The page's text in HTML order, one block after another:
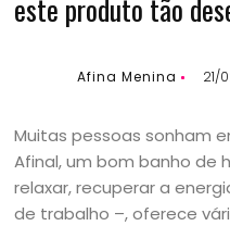
este produto tão
Afina Menina 21/
Muitas pessoas sonham
Afinal, um bom banho de
relaxar, recuperar a
de trabalho –, oferece